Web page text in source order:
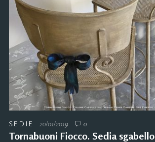
SEDIE 20/01/2019 0
Tornabuoni Fiocco. Sedia sgabello